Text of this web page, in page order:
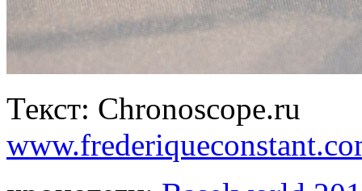
Текст: Chronoscope.ru